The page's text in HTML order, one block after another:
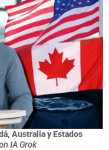
Australia y Estados
IA Grok